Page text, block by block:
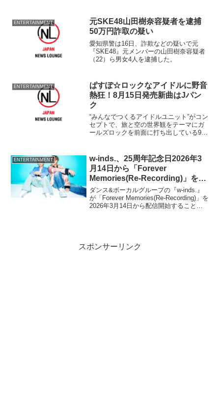
ン』でグランプリを
ENTERTAINMENT
元SKE48山田樹奈容疑者を逮捕
50万円詐取の疑い
愛知県警は16日、詐欺などの疑いで元
『SKE48』元メンバーの山田樹奈容疑者
（22）ら男女4人を逮捕した。
ENTERTAINMENT
ぱすぽ☆ロックなアイドルに野音
熱狂！8月15日発売新曲はJパン
ク
“みんなでつくるアイドルユニット”がコン
セプトで、旅と空の世界観をテーマにガ
ールズロックを前面に打ち出している9人
☆Next Flightフェス』を開催。6月発売の
4...
ENTERTAINMENT
w-inds.、25周年記念日2026年3
月14日から「Forever
Memories(Re-Recording)」を配
信開始！デビュー曲を再レコーデ
ィング
ダンス&ボーカルグループの『w-inds.』
が「Forever Memories(Re-Recording)」を
2026年3月14日から配信開始することを
スポンサーリンク